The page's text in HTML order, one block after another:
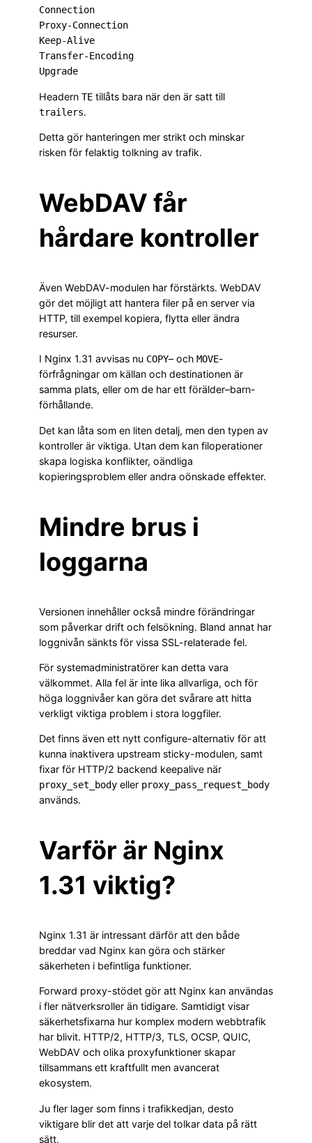
Connection
Proxy-Connection
Keep-Alive
Transfer-Encoding
Upgrade
Headern TE tillåts bara när den är satt till
trailers.
Detta gör hanteringen mer strikt och minskar
risken för felaktig tolkning av trafik.
WebDAV får
hårdare kontroller
Även WebDAV-modulen har förstärkts. WebDAV
gör det möjligt att hantera filer på en server via
HTTP, till exempel kopiera, flytta eller ändra
resurser.
I Nginx 1.31 avvisas nu COPY– och MOVE-
förfrågningar om källan och destinationen är
samma plats, eller om de har ett förälder–barn-
förhållande.
Det kan låta som en liten detalj, men den typen av
kontroller är viktiga. Utan dem kan filoperationer
skapa logiska konflikter, oändliga
kopieringsproblem eller andra oönskade effekter.
Mindre brus i
loggarna
Versionen innehåller också mindre förändringar
som påverkar drift och felsökning. Bland annat har
loggnivån sänkts för vissa SSL-relaterade fel.
För systemadministratörer kan detta vara
välkommet. Alla fel är inte lika allvarliga, och för
höga loggnivåer kan göra det svårare att hitta
verkligt viktiga problem i stora loggfiler.
Det finns även ett nytt configure-alternativ för att
kunna inaktivera upstream sticky-modulen, samt
fixar för HTTP/2 backend keepalive när
proxy_set_body eller proxy_pass_request_body
används.
Varför är Nginx
1.31 viktig?
Nginx 1.31 är intressant därför att den både
breddar vad Nginx kan göra och stärker
säkerheten i befintliga funktioner.
Forward proxy-stödet gör att Nginx kan användas
i fler nätverksroller än tidigare. Samtidigt visar
säkerhetsfixarna hur komplex modern webbtrafik
har blivit. HTTP/2, HTTP/3, TLS, OCSP, QUIC,
WebDAV och olika proxyfunktioner skapar
tillsammans ett kraftfullt men avancerat
ekosystem.
Ju fler lager som finns i trafikkedjan, desto
viktigare blir det att varje del tolkar data på rätt
sätt.